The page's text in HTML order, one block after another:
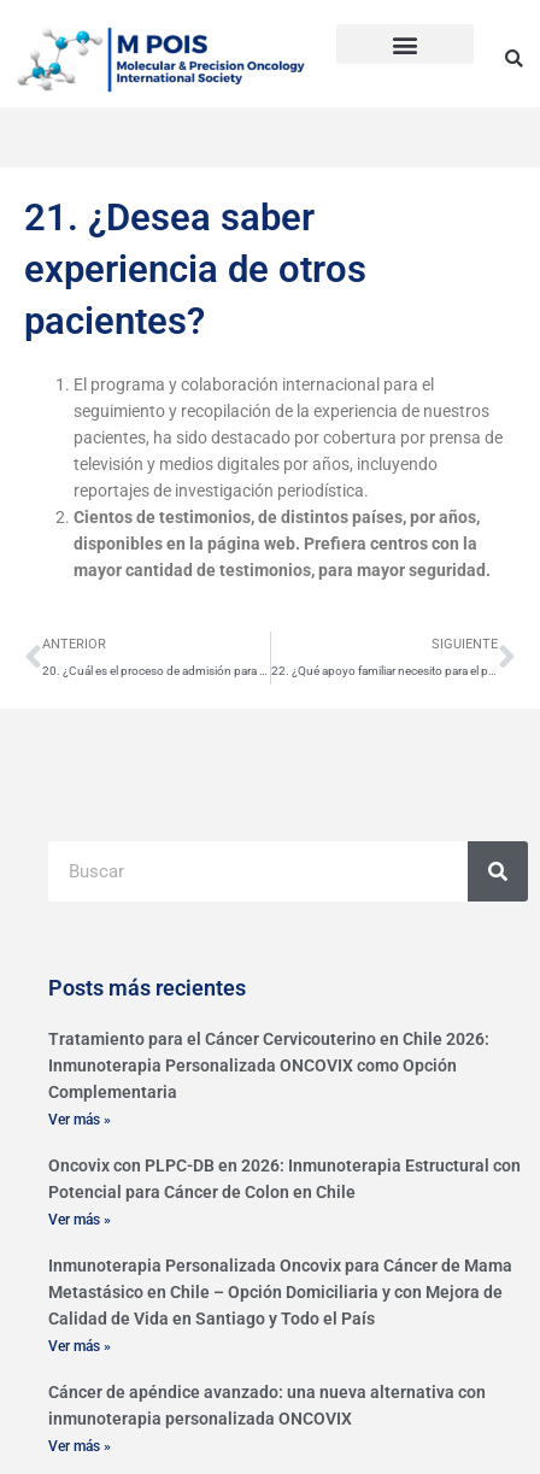
contenido
21. ¿Desea saber
experiencia de otros
pacientes?
El programa y colaboración internacional para el
seguimiento y recopilación de la experiencia de nuestros
pacientes, ha sido destacado por cobertura por prensa de
televisión y medios digitales por años, incluyendo
reportajes de investigación periodística.
Cientos de testimonios, de distintos países, por años,
disponiblesen la página web. Prefiera centros con la
mayor cantidad de testimonios, para mayor seguridad.
Ant
ANTERIOR
20. ¿Cuál es el proceso de admisión para el Programa?: Ocupa 1-2 días usualmente.
SIGUIENTE
22. ¿Qué apoyo familiar necesito para el programa?
Posts más recientes
Tratamiento para el Cáncer Cervicouterino en Chile 2026:
Inmunoterapia Personalizada ONCOVIX como Opción
Complementaria
Ver más »
Oncovix con PLPC-DB en 2026: Inmunoterapia Estructural con
Potencial para Cáncer de Colon en Chile
Ver más »
Inmunoterapia Personalizada Oncovix para Cáncer de Mama
Metastásico en Chile – Opción Domiciliaria y con Mejora de
Calidad de Vida en Santiago y Todo el País
Ver más »
Cáncer de apéndice avanzado: una nueva alternativa con
inmunoterapia personalizada ONCOVIX
Ver más »